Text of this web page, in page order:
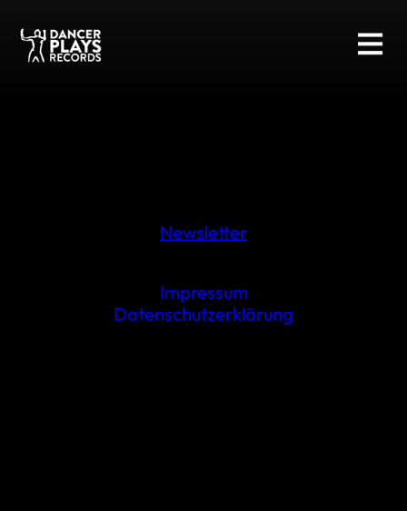
Newsletter
Impressum
Datenschutzerklärung